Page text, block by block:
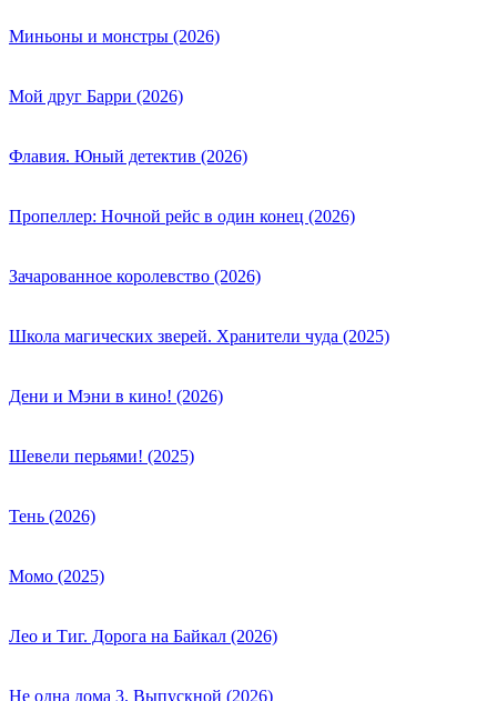
Миньоны и монстры (2026)
Мой друг Барри (2026)
Флавия. Юный детектив (2026)
Пропеллер: Ночной рейс в один конец (2026)
Зачарованное королевство (2026)
Школа магических зверей. Хранители чуда (2025)
Дени и Мэни в кино! (2026)
Шевели перьями! (2025)
Тень (2026)
Момо (2025)
Лео и Тиг. Дорога на Байкал (2026)
Не одна дома 3. Выпускной (2026)